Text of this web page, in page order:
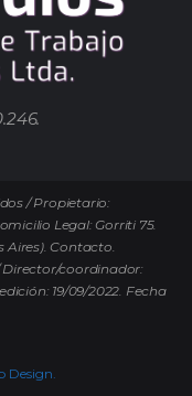
/ Propietario:
Legal: Gorriti 75.
Aires). Contacto.
Director/coordinador:
19/09/2022. Fecha
Design.